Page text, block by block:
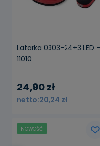
Latarka 0303-24+3 LED -
11010
24,90 zł
20,24 zł
NOWOŚĆ